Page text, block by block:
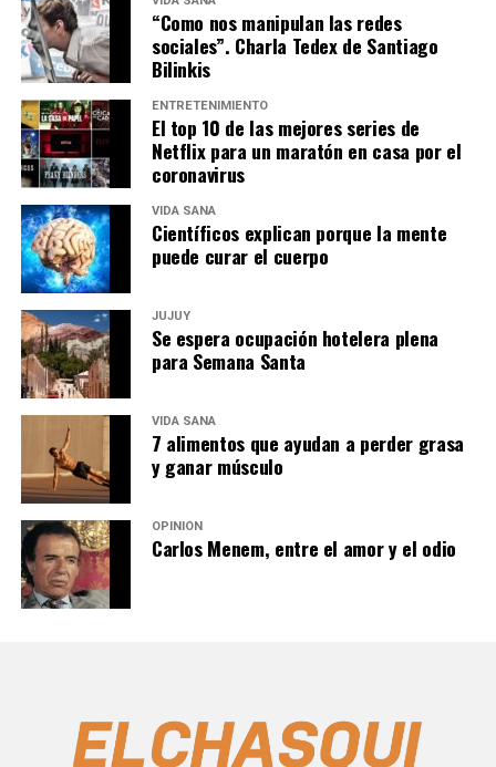
“Como nos manipulan las redes
sociales”. Charla Tedex de Santiago
Bilinkis
ENTRETENIMIENTO
El top 10 de las mejores series de
Netflix para un maratón en casa por el
coronavirus
VIDA SANA
Científicos explican porque la mente
puede curar el cuerpo
JUJUY
Se espera ocupación hotelera plena
para Semana Santa
VIDA SANA
7 alimentos que ayudan a perder grasa
y ganar músculo
OPINIÓN
Carlos Menem, entre el amor y el odio